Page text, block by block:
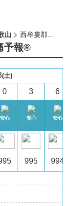
山 西牟婁郡すさみ町
予報®︎
(土)
0
安心
3
安心
995
6
安心
994